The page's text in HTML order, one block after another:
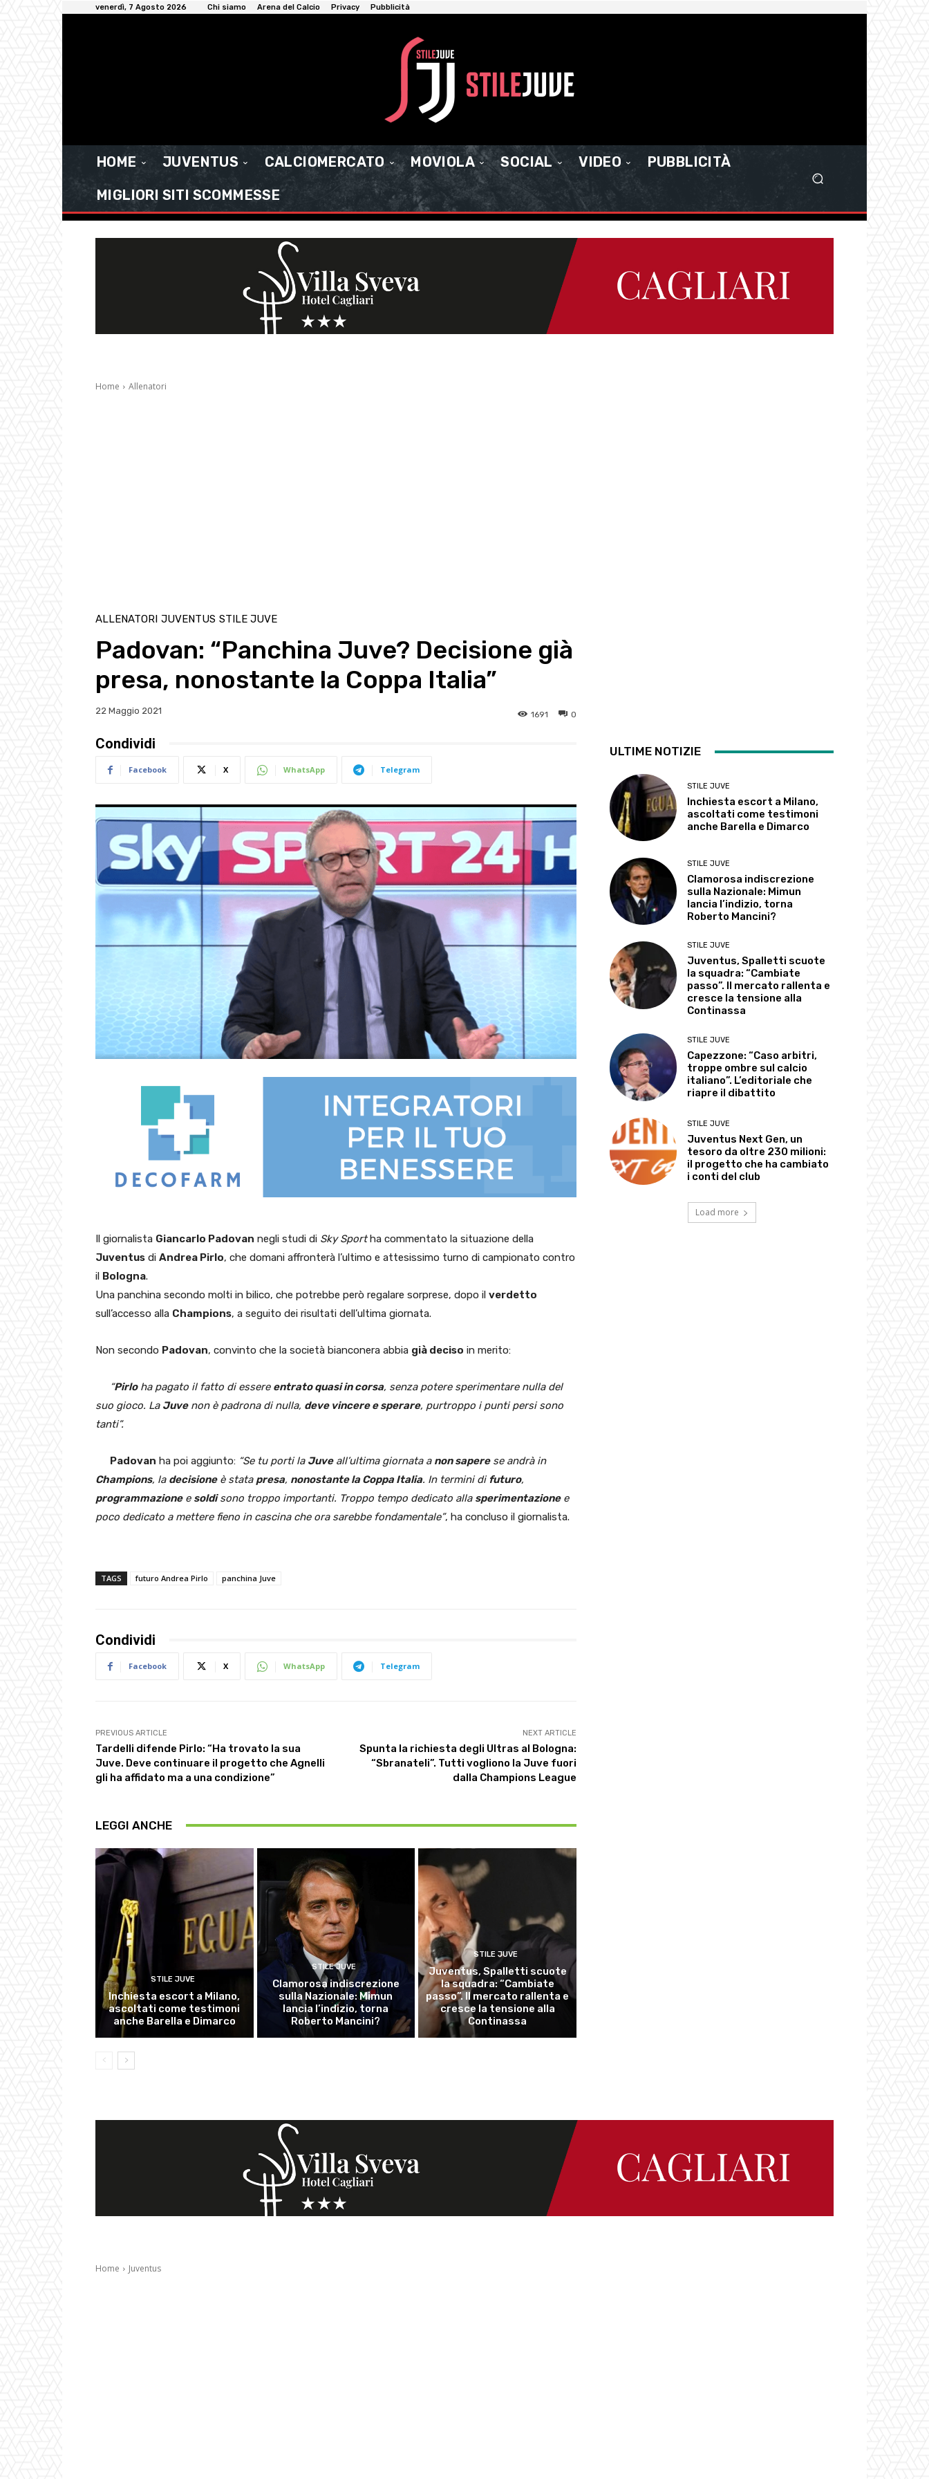
venerdì, 7 Agosto 2026 Chi siamo Arena del Calcio Privacy Pubblicità
HOME JUVENTUS CALCIOMERCATO MOVIOLA SOCIAL VIDEO
PUBBLICITÀ
MIGLIORI SITI SCOMMESSE
Home Allenatori
ALLENATORI JUVENTUS STILE JUVE
Padovan: “Panchina Juve? Decisione già
presa, nonostante la Coppa Italia”
22 Maggio 2021 0
1691
Condividi
Facebook X WhatsApp Telegram
Il giornalista Giancarlo Padovan negli studi di Sky Sportha commentato la situazione della
Juventus di Andrea Pirlo, che domani affronterà l’ultimo e attesissimo turno di campionato contro
il Bologna.
Una panchina secondo molti in bilico, che potrebbe però regalare sorprese, dopo il verdetto
sull’accesso alla Champions, a seguito dei risultati dell’ultima giornata.
Non secondo Padovan, convinto che la società bianconera abbia già deciso in merito:
“Pirloha pagato il fatto di essere entrato quasi in corsa, senza potere sperimentare nulla del
suo gioco. La Juvenon è padrona di nulla, deve vincere e sperare, purtroppo i punti persi sono
tanti”.
Padovan ha poi aggiunto: “Se tu porti la Juveall’ultima giornata a non saperese andrà in
Champions, la decisioneè stata presa, nonostante la Coppa Italia. In termini di futuro,
programmazionee soldisono troppo importanti. Troppo tempo dedicato alla sperimentazionee
poco dedicato a mettere fieno in cascina che ora sarebbe fondamentale”, ha concluso il giornalista.
TAGS futuro Andrea Pirlo panchina Juve
Condividi
Facebook X WhatsApp Telegram
PREVIOUS ARTICLE
Tardelli difende Pirlo: “Ha trovato la sua
Juve. Deve continuare il progetto che Agnelli
gli ha affidato ma a una condizione”
NEXT ARTICLE
Spunta la richiesta degli Ultras al Bologna:
“Sbranateli”. Tutti vogliono la Juve fuori
dalla Champions League
LEGGI ANCHE
STILE JUVE
Inchiesta escort a Milano,
ascoltati come testimoni
anche Barella e Dimarco
STILE JUVE
Clamorosa indiscrezione
sulla Nazionale: Mimun
lancia l’indizio, torna
Roberto Mancini?
STILE JUVE
Juventus, Spalletti scuote
la squadra: “Cambiate
passo”. Il mercato rallenta e
cresce la tensione alla
Continassa
ULTIME NOTIZIE
STILE JUVE
Inchiesta escort a Milano,
ascoltati come testimoni
anche Barella e Dimarco
STILE JUVE
Clamorosa indiscrezione
sulla Nazionale: Mimun
lancia l’indizio, torna
Roberto Mancini?
STILE JUVE
Juventus, Spalletti scuote
la squadra: “Cambiate
passo”. Il mercato rallenta e
cresce la tensione alla
Continassa
STILE JUVE
Capezzone: “Caso arbitri,
troppe ombre sul calcio
italiano”. L’editoriale che
riapre il dibattito
STILE JUVE
Juventus Next Gen, un
tesoro da oltre 230 milioni:
il progetto che ha cambiato
i conti del club
Load more